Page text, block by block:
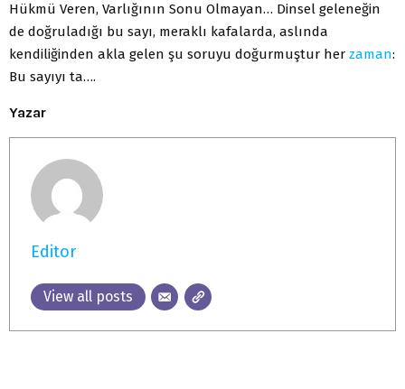
Hükmü Veren, Varlığının Sonu Olmayan… Dinsel geleneğin
de doğruladığı bu sayı, meraklı kafalarda, aslında
kendiliğinden akla gelen şu soruyu doğurmuştur her zaman:
Bu sayıyı ta….
Yazar
Editor
View all posts